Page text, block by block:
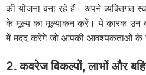
की योजना बना रहे हैं। अपने व्यक्तिगत
के मूल्य का मूल्यांकन करें। ये कारक उन
में मदद करेंगे जो आपकी आवश्यकताओं के
2. कवरेज विकल्पों, लाभों और